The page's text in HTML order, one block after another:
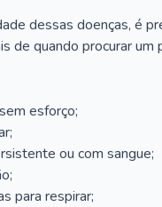
dessas doenças, é
de quando procurar um
esforço;
ou com sangue;
para respirar;